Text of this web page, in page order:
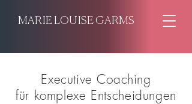
MARIE LOUISE GARMS
Executive Coaching
für komplexe Entscheidungen